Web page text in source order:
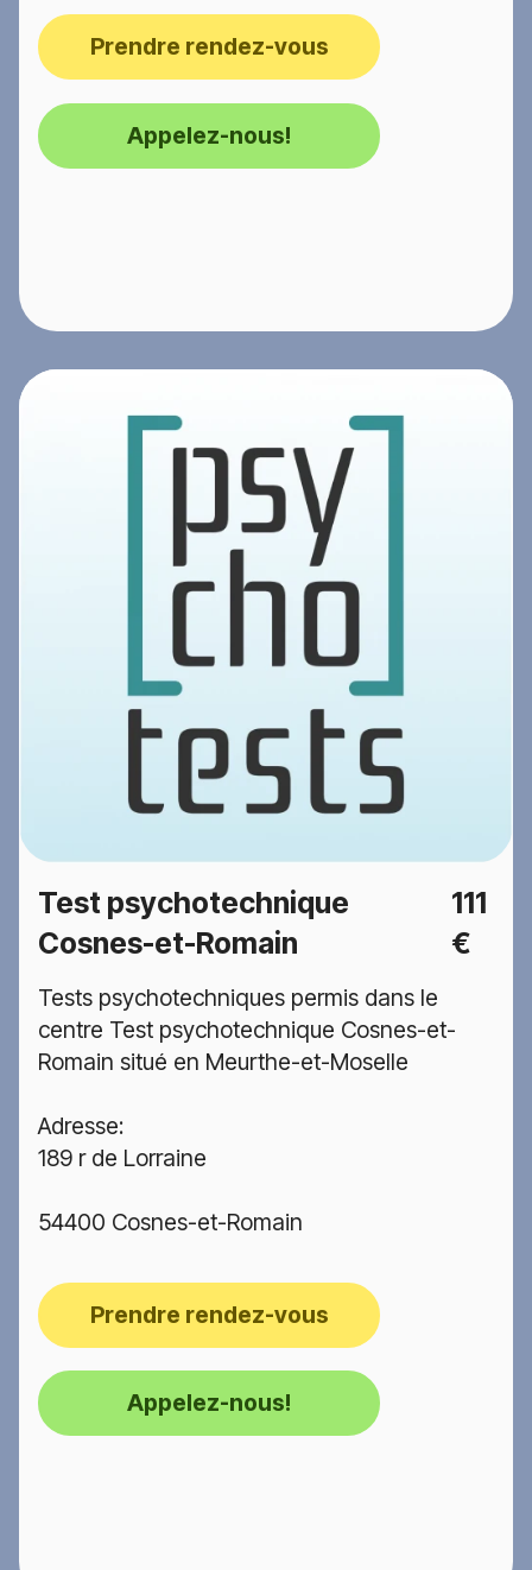
Prendre rendez-vous
Appelez-nous!
Test psychotechnique
Cosnes-et-Romain
111
€
Tests psychotechniques permis dans le
centre Test psychotechnique Cosnes-et-
Romain situé en Meurthe-et-Moselle
Adresse:
189 r de Lorraine
54400 Cosnes-et-Romain
Prendre rendez-vous
Appelez-nous!